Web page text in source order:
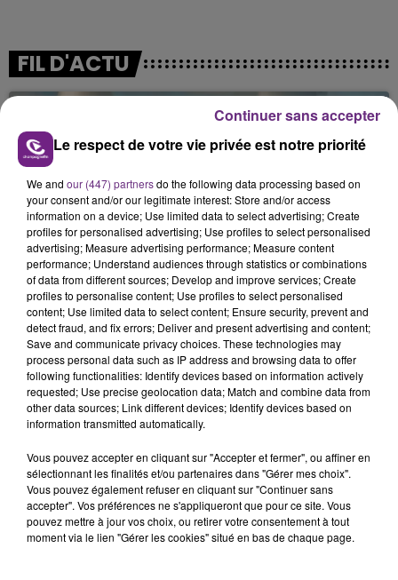
FIL D'ACTU
7 août 2026
LA CENTRALE NUCLÉAIRE DE CHOOZ
TOUJOURS À L'ARRÊT
Cela fait déjà une semaine que la centrale
nucléaire ardennaise est à l'arrêt. Une situation
justifiée par la sécheresse intense qui est toujours
présente.
7 août 2026
LE MAGASIN JOUÉCLUB DE REIMS FERME
SES PORTES
C'était l'une des institutions du centre-ville
rémois. Le magasin JouéClub est contraint de
Le respect de votre vie privée est notre priorité
We and our (447) partnersdo the following data processing based on
your consent and/or our legitimate interest: Store and/or access
information on a device; Use limited data to select advertising; Create
profiles for personalised advertising; Use profiles to select personalised
advertising; Measure advertising performance; Measure content
performance; Understand audiences through statistics or combinations
of data from different sources; Develop and improve services; Create
profiles to personalise content; Use profiles to select personalised
content; Use limited data to select content; Ensure security, prevent and
detect fraud, and fix errors; Deliver and present advertising and content;
Save and communicate privacy choices. These technologies may
process personal data such as IP address and browsing data to offer
following functionalities: Identify devices based on information actively
requested; Use precise geolocation data; Match and combine data from
other data sources; Link different devices; Identify devices based on
information transmitted automatically.
Vous pouvez accepter en cliquant sur "Accepter et fermer", ou affiner en
sélectionnant les finalités et/ou partenaires dans "Gérer mes choix".
Vous pouvez également refuser en cliquant sur "Continuer sans
accepter". Vos préférences ne s'appliqueront que pour ce site. Vous
pouvez mettre à jour vos choix, ou retirer votre consentement à tout
moment via le lien "Gérer les cookies" situé en bas de chaque page.
Continuer sans accepter